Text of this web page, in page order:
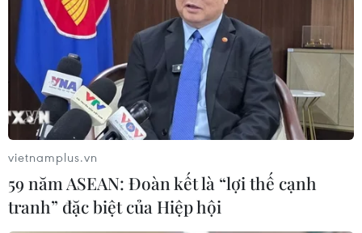
đầy 60% ngay trước mùa Đông
07/08/2026 01:50
Phòng vệ thương mại và bài học
"chuẩn bị kỹ-thắng lớn" của doanh
07/08/2026 01:14
Giá dầu tăng vọt do Iran xem xét cấm
vietnamplus.vn
59 năm ASEAN: Đoàn kết là “lợi thế cạnh
tranh” đặc biệt của Hiệp hội